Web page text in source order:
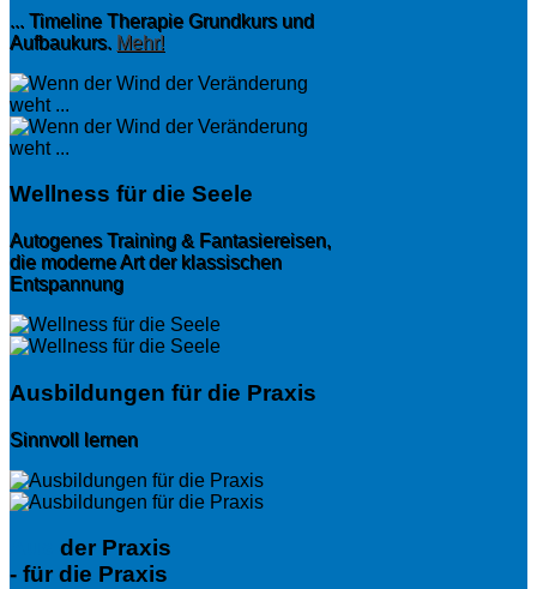
... Timeline Therapie Grundkurs und
Aufbaukurs. Mehr!
Wellness für die Seele
Autogenes Training & Fantasiereisen,
die moderne Art der klassischen
Entspannung
Ausbildungen für die Praxis
Sinnvoll lernen
der Praxis
- für die Praxis